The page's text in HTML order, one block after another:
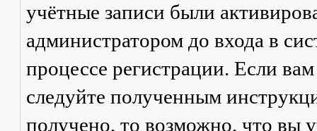
учётные записи были
администратором до входа в
процессе регистрации. Если
следуйте полученным
получено, то возможно, что вы